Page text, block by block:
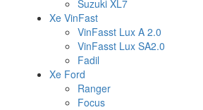
Suzuki XL7
Xe VinFast
VinFasst Lux A 2.0
VinFasst Lux SA2.0
Fadil
Xe Ford
Ranger
Focus